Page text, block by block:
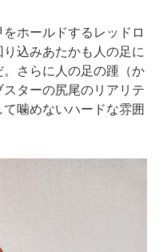
ホールドするレッドロ
込みあたかも人の足に
さらに人の足の踵（か
ターの尻尾のリアリテ
噛めないハードな雰囲